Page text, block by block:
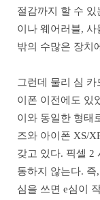
절감까지 할 수
이나 웨어러블,
밖의 수많은 장치
그런데 물리 심
이폰 이전에도 있
이와 동일한 형태
즈와 아이폰 XS/
갖고 있다. 픽셀 2
동하지 않는다. 즉
심을 쓰면 e심이